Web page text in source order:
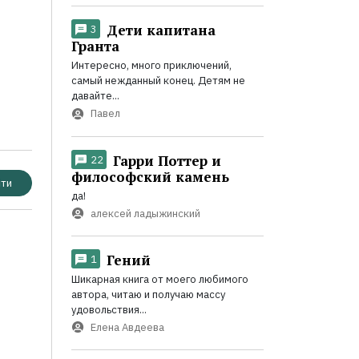
3
Дети капитана
Гранта
Интересно, много приключений,
самый нежданный конец. Детям не
давайте...
Павел
22
Гарри Поттер и
философский камень
да!
алексей ладыжинский
1 Гений
Шикарная книга от моего любимого
автора, читаю и получаю массу
удовольствия...
Елена Авдеева